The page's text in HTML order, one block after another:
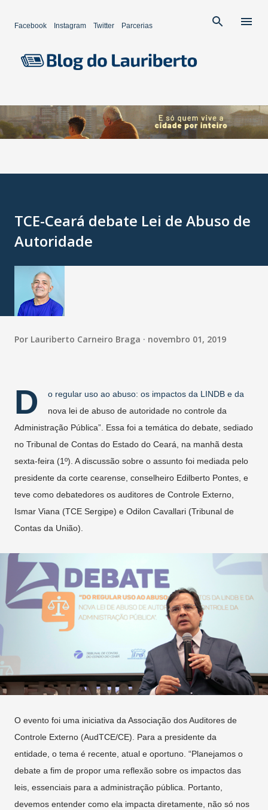
Facebook Instagram Twitter Parcerias
TCE-Ceará debate Lei de Abuso de
Autoridade
Por Lauriberto Carneiro Braga novembro 01, 2019
D
o regular uso ao abuso: os impactos da LINDB e da
nova lei de abuso de autoridade no controle da
Administração Pública”. Essa foi a temática do debate, sediado
no Tribunal de Contas do Estado do Ceará, na manhã desta
sexta-feira (1º). A discussão sobre o assunto foi mediada pelo
presidente da corte cearense, conselheiro Edilberto Pontes, e
teve como debatedores os auditores de Controle Externo,
Ismar Viana (TCE Sergipe) e Odilon Cavallari (Tribunal de
Contas da União).
O evento foi uma iniciativa da Associação dos Auditores de
Controle Externo (AudTCE/CE). Para a presidente da
entidade, o tema é recente, atual e oportuno. “Planejamos o
debate a fim de propor uma reflexão sobre os impactos das
leis, essenciais para a administração pública. Portanto,
devemos entender como ela impacta diretamente, não só nos